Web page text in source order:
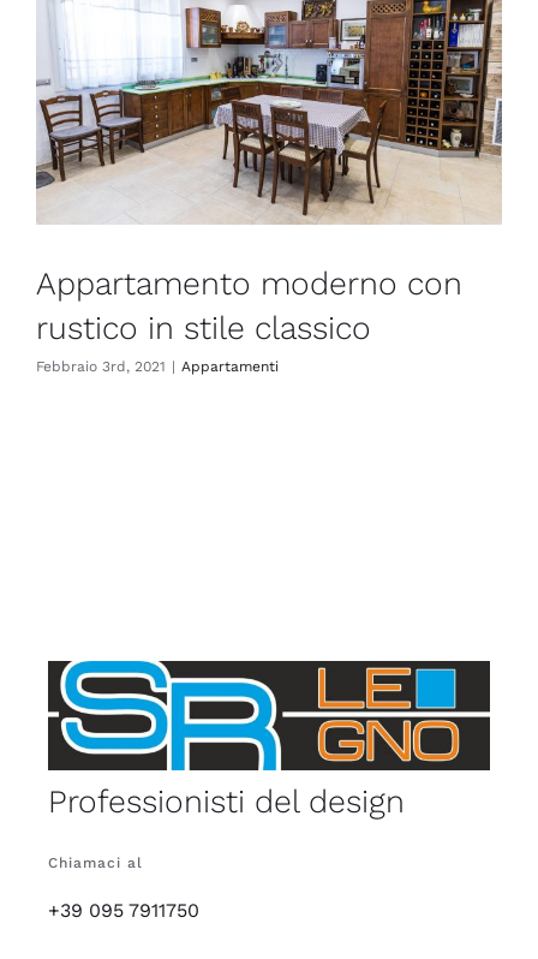
Appartamento moderno con
rustico in stile classico
Febbraio 3rd, 2021 | Appartamenti
Professionisti del design
Chiamaci al
+39 095 7911750